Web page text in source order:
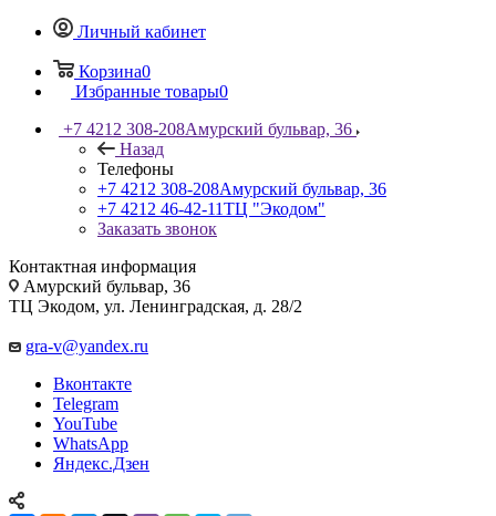
Личный кабинет
Корзина0
Избранные товары0
+7 4212 308-208Амурский бульвар, 36
Назад
Телефоны
+7 4212 308-208Амурский бульвар, 36
+7 4212 46-42-11ТЦ "Экодом"
Заказать звонок
Контактная информация
Амурский бульвар, 36
ТЦ Экодом, ул. Ленинградская, д. 28/2
gra-v@yandex.ru
Вконтакте
Telegram
YouTube
WhatsApp
Яндекс.Дзен